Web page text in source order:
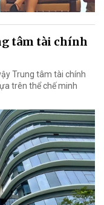
tâm tài chính
Trung tâm tài chính
trên thể chế minh